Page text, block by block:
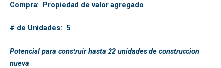
Compra: Propiedad de valor agregado
# de Unidades: 5
Potencial para construir hasta 22 unidades de construccion
nueva